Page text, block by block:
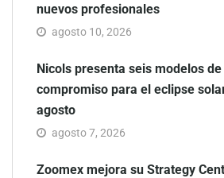
nuevos profesionales
agosto 10, 2026
Nicols presenta seis modelos
compromiso para el eclipse
agosto
agosto 7, 2026
Zoomex mejora su Strategy